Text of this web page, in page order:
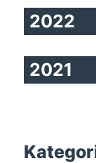
2022
2021